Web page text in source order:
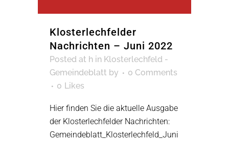
Klosterlechfelder
Nachrichten – Juni 2022
Posted at h in Klosterlechfeld -
Gemeindeblatt by
0 Comments
0 Likes
Hier finden Sie die aktuelle Ausgabe
der Klosterlechfelder Nachrichten:
Gemeindeblatt_Klosterlechfeld_Juni